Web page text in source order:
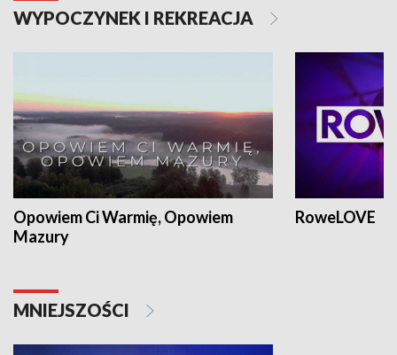
WYPOCZYNEK I REKREACJA
Opowiem Ci Warmię, Opowiem
Mazury
RoweLOVE
MNIEJSZOŚCI